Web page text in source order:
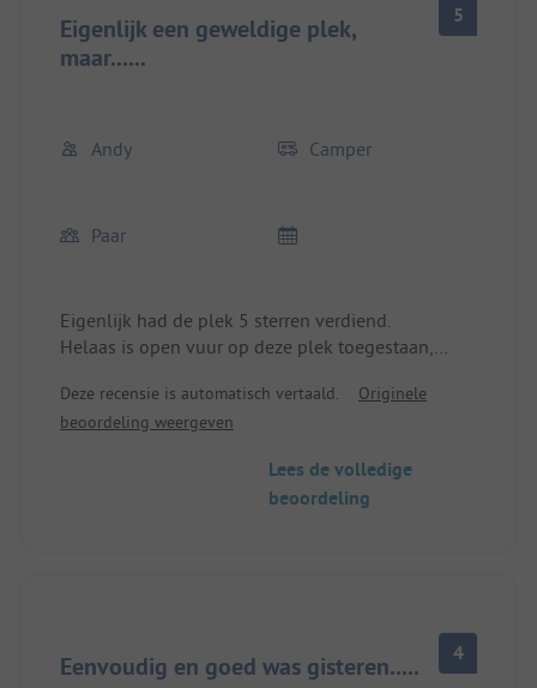
Eigenlijk een geweldige plek,
maar......
5
Andy Camper
Paar
Eigenlijk had de plek 5 sterren verdiend.
Helaas is open vuur op deze plek toegestaan,
onderscheiden.
Helaas zijn er hier nu ook feestcampers, die tot 3
om dit te stoppen, wordt je agressief beschimpt.
De eigenaar vindt het ook niet nodig om dit te
Deze recensie is automatisch vertaald.
Originele
beoordeling weergeven
Lees de volledige
beoordeling
Eenvoudig en goed was gisteren..... 4